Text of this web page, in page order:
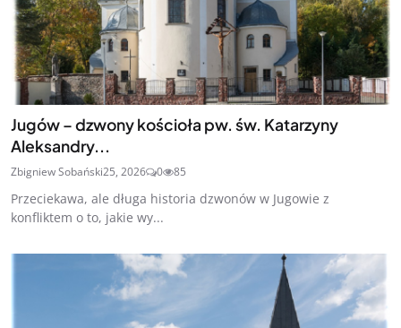
Jugów – dzwony kościoła pw. św. Katarzyny
Aleksandry...
Zbigniew Sobański25, 2026 0 85
Przeciekawa, ale długa historia dzwonów w Jugowie z
konfliktem o to, jakie wy...